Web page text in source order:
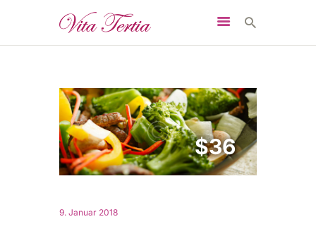
START
DAS SIND WIR
PFLEGEEINRICHTUNGE
WILLKOMMEN IM TEAM
$36
9. Januar 2018